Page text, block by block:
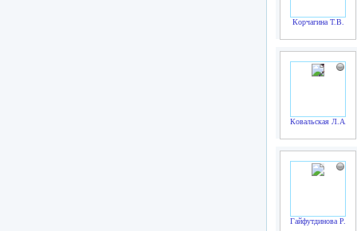
Корчагина Т.В.
Ковальская Л.А.
Гайфутдинова Р.Р.